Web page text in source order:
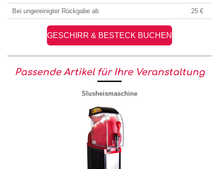
Bei ungereinigter Rückgabe ab 25 €
GESCHIRR & BESTECK BUCHEN
Passende Artikel für Ihre Veranstaltung
Slusheismaschine